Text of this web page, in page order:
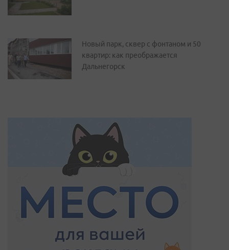
Новый парк, сквер с фонтаном и 50
квартир: как преображается
Дальнегорск